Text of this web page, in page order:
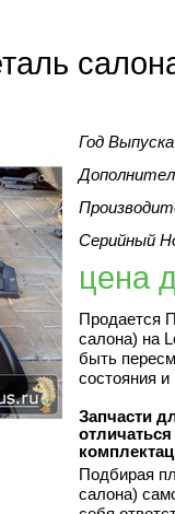
Год Выпуска
Серийный
цена
Продается
салона) на
быть
состояния
Запчасти
Подбирая
салона)